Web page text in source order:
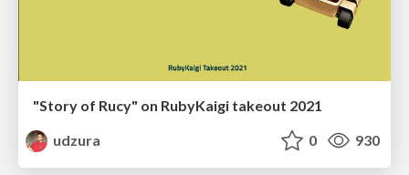
"Story of Rucy" on RubyKaigi takeout 2021
udzura
0 930